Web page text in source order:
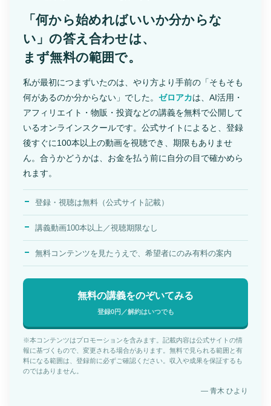
「何から始めればいいか分からな
い」の答え合わせは、
まず無料の範囲で。
私が最初につまずいたのは、やり方より手前の「そもそも
何があるのか分からない」でした。 ゼロアカは、AI活用・
アフィリエイト・物販・投資などの講義を無料で公開して
いるオンラインスクールです。公式サイトによると、登録
後すぐに100本以上の動画を視聴でき、期限もありませ
ん。合うかどうかは、お金を払う前に自分の目で確かめら
れます。
登録・視聴は無料（公式サイト記載）
講義動画100本以上／視聴期限なし
無料コンテンツを見たうえで、希望者にのみ有料の案内
無料の講義をのぞいてみる
登録0円／解約はいつでも
※本コンテンツはプロモーションを含みます。記載内容は公式サイトの情
報に基づくもので、変更される場合があります。無料で見られる範囲と有
料になる範囲は、登録前に必ずご確認ください。収入や成果を保証するも
のではありません。
— 青木 ひより